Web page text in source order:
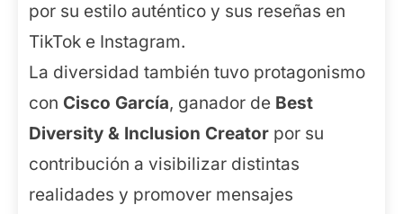
por su estilo auténtico y sus reseñas en
TikTok e Instagram.
La diversidad también tuvo protagonismo
con Cisco García, ganador de Best
Diversity & Inclusion Creator por su
contribución a visibilizar distintas
realidades y promover mensajes